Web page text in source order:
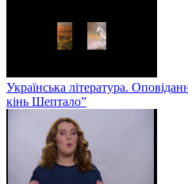
Українська література.
кінь Шептало”